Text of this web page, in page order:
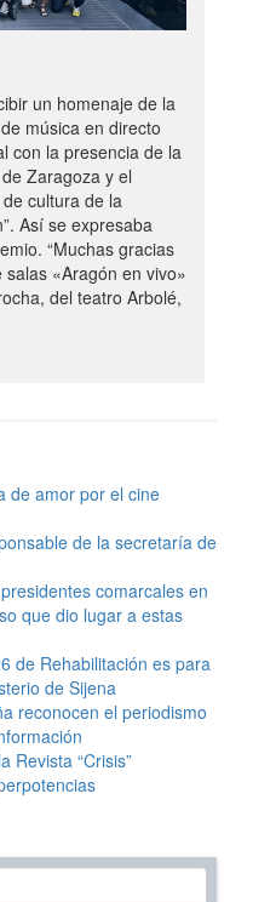
un homenaje de la
música en directo
con la presencia de la
Zaragoza y el
cultura de la
Así se expresaba
“Muchas gracias
«Aragón en vivo»
del teatro Arbolé,
de amor por el cine
de la secretaría de
comarcales en
que dio lugar a estas
de Rehabilitación es para
de Sijena
reconocen el periodismo
Revista “Crisis”